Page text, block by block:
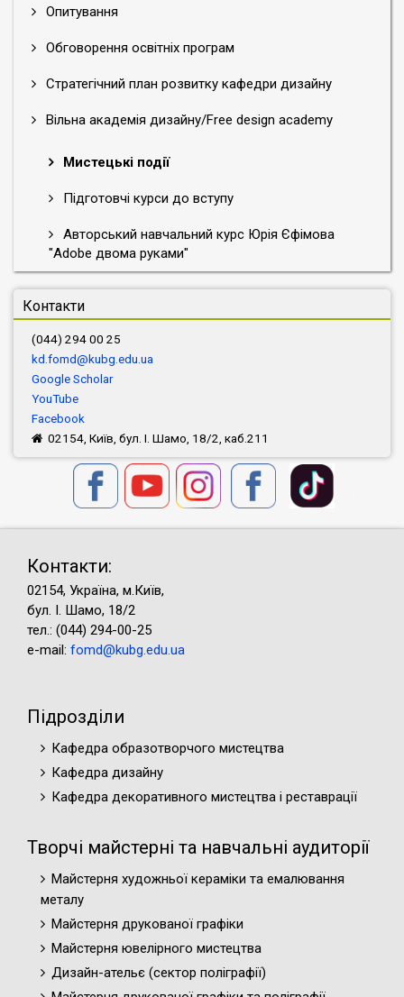
Опитування
Обговорення освітніх програм
Стратегічний план розвитку кафедри дизайну
Вільна академія дизайну/Free design academy
Мистецькі події
Підготовчі курси до вступу
Авторський навчальний курс Юрія Єфімова
"Adobe двома руками"
Контакти
(044) 294 00 25
kd.fomd@kubg.edu.ua
Google Scholar
YouTube
Facebook
02154, Київ, бул. І. Шамо, 18/2, каб.211
Контакти:
02154, Україна, м.Київ,
бул. І. Шамо, 18/2
тел.: (044) 294-00-25
e-mail: fomd@kubg.edu.ua
Підрозділи
Кафедра образотворчого мистецтва
Кафедра дизайну
Кафедра декоративного мистецтва і реставрації
Творчі майстерні та навчальні аудиторії
Майстерня художньої кераміки та емалювання
металу
Майстерня друкованої графіки
Майстерня ювелірного мистецтва
Дизайн-ательє (cектор поліграфії)